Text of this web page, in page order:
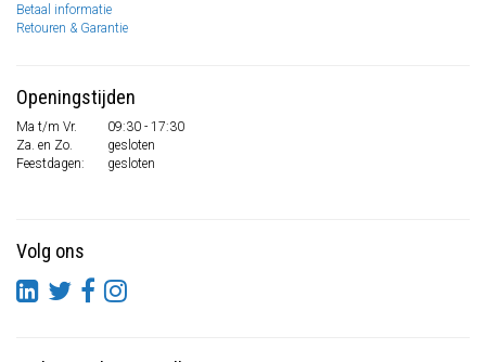
Betaal informatie
Retouren & Garantie
Openingstijden
Ma t/m Vr.
09:30 - 17:30
Za. en Zo.
gesloten
Feestdagen:
gesloten
Volg ons